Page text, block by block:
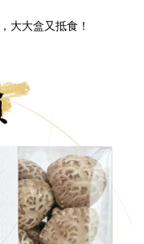
，大大盒又抵食！